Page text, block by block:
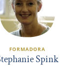
FORMADORA
Spink